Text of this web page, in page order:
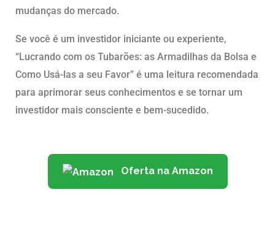
mudanças do mercado.
Se você é um investidor iniciante ou experiente,
“Lucrando com os Tubarões: as Armadilhas da Bolsa e
Como Usá-las a seu Favor” é uma leitura recomendada
para aprimorar seus conhecimentos e se tornar um
investidor mais consciente e bem-sucedido.
Oferta na Amazon